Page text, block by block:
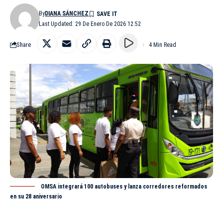
Last Updated: 29 De Enero De 2026 12:52
ByDIANA SÁNCHEZ
Share 4 Min Read
OMSA integrará 100 autobuses y lanza corredores reformados
en su 28 aniversario